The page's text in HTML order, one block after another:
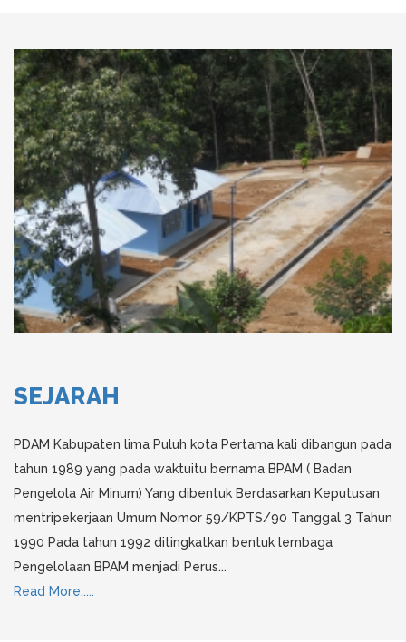
SEJARAH
PDAM Kabupaten lima Puluh kota Pertama kali dibangun pada
tahun 1989 yang pada waktuitu bernama BPAM ( Badan
Pengelola Air Minum) Yang dibentuk Berdasarkan Keputusan
mentripekerjaan Umum Nomor 59/KPTS/90 Tanggal 3 Tahun
1990 Pada tahun 1992 ditingkatkan bentuk lembaga
Pengelolaan BPAM menjadi Perus...
Read More.....